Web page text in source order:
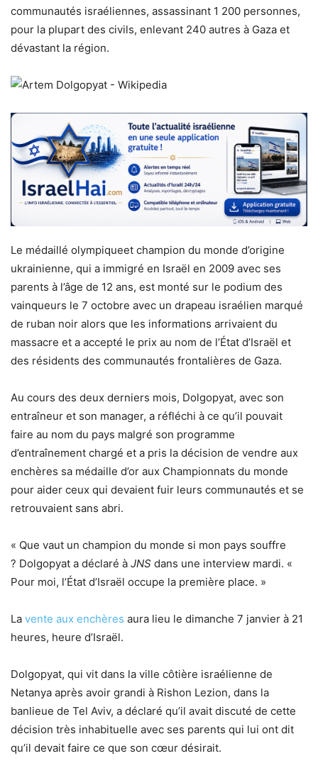
communautés israéliennes, assassinant 1 200 personnes,
pour la plupart des civils, enlevant 240 autres à Gaza et
dévastant la région.
Le médaillé olympiqueet champion du monde d’origine
ukrainienne, qui a immigré en Israël en 2009 avec ses
parents à l’âge de 12 ans, est monté sur le podium des
vainqueurs le 7 octobre avec un drapeau israélien marqué
de ruban noir alors que les informations arrivaient du
massacre et a accepté le prix au nom de l’État d’Israël et
des résidents des communautés frontalières de Gaza.
Au cours des deux derniers mois, Dolgopyat, avec son
entraîneur et son manager, a réfléchi à ce qu’il pouvait
faire au nom du pays malgré son programme
d’entraînement chargé et a pris la décision de vendre aux
enchères sa médaille d’or aux Championnats du monde
pour aider ceux qui devaient fuir leurs communautés et se
retrouvaient sans abri.
« Que vaut un champion du monde si mon pays souffre
? Dolgopyat a déclaré à JNS dans une interview mardi. «
Pour moi, l’État d’Israël occupe la première place. »
La vente aux enchères aura lieu le dimanche 7 janvier à 21
heures, heure d’Israël.
Dolgopyat, qui vit dans la ville côtière israélienne de
Netanya après avoir grandi à Rishon Lezion, dans la
banlieue de Tel Aviv, a déclaré qu’il avait discuté de cette
décision très inhabituelle avec ses parents qui lui ont dit
qu’il devait faire ce que son cœur désirait.